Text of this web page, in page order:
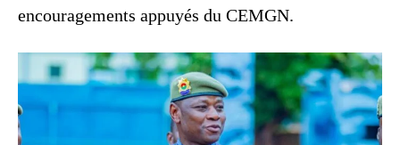
encouragements appuyés du CEMGN.